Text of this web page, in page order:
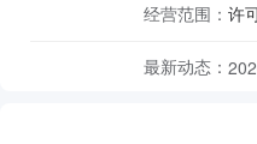
经营范围：
最新动态：